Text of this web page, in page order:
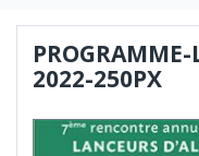
PROGRAMME-
2022-250PX